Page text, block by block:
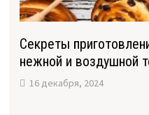
Секреты
нежной и воздушной
16 декабря, 2024